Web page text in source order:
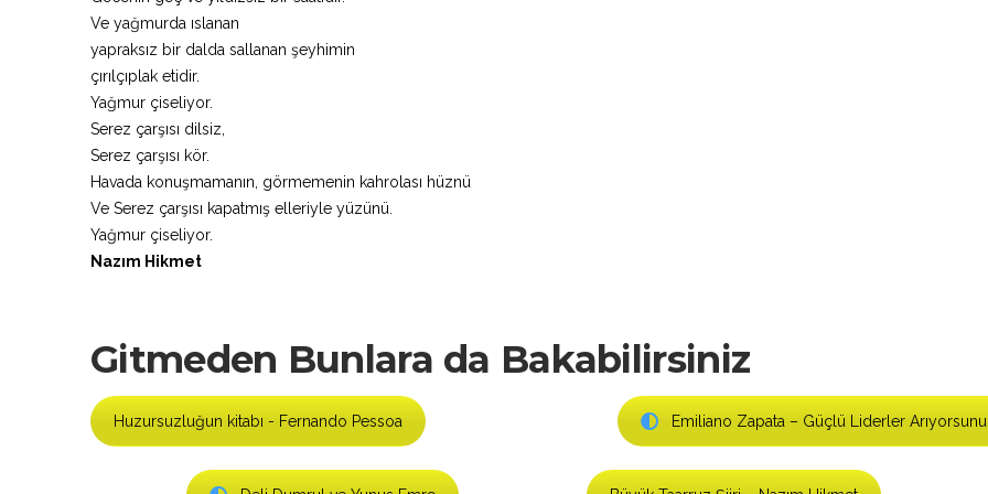
Ve yağmurda ıslanan
yapraksız bir dalda sallanan şeyhimin
çırılçıplak etidir.
Yağmur çiseliyor.
Serez çarşısı dilsiz,
Serez çarşısı kör.
Havada konuşmamanın, görmemenin kahrolası hüznü
Ve Serez çarşısı kapatmış elleriyle yüzünü.
Yağmur çiseliyor.
Nazım Hikmet
Gitmeden Bunlara da Bakabilirsiniz
Huzursuzluğun kitabı - Fernando Pessoa Emiliano Zapata – Güçlü Liderler